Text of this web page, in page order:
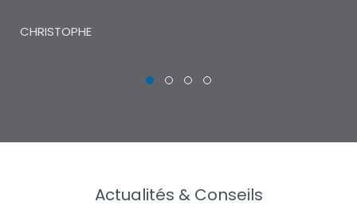
CHRISTOPHE
Actualités & Conseils